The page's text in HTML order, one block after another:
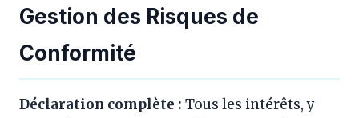
Gestion des Risques de
Conformité
Déclaration complète : Tous les intérêts, y